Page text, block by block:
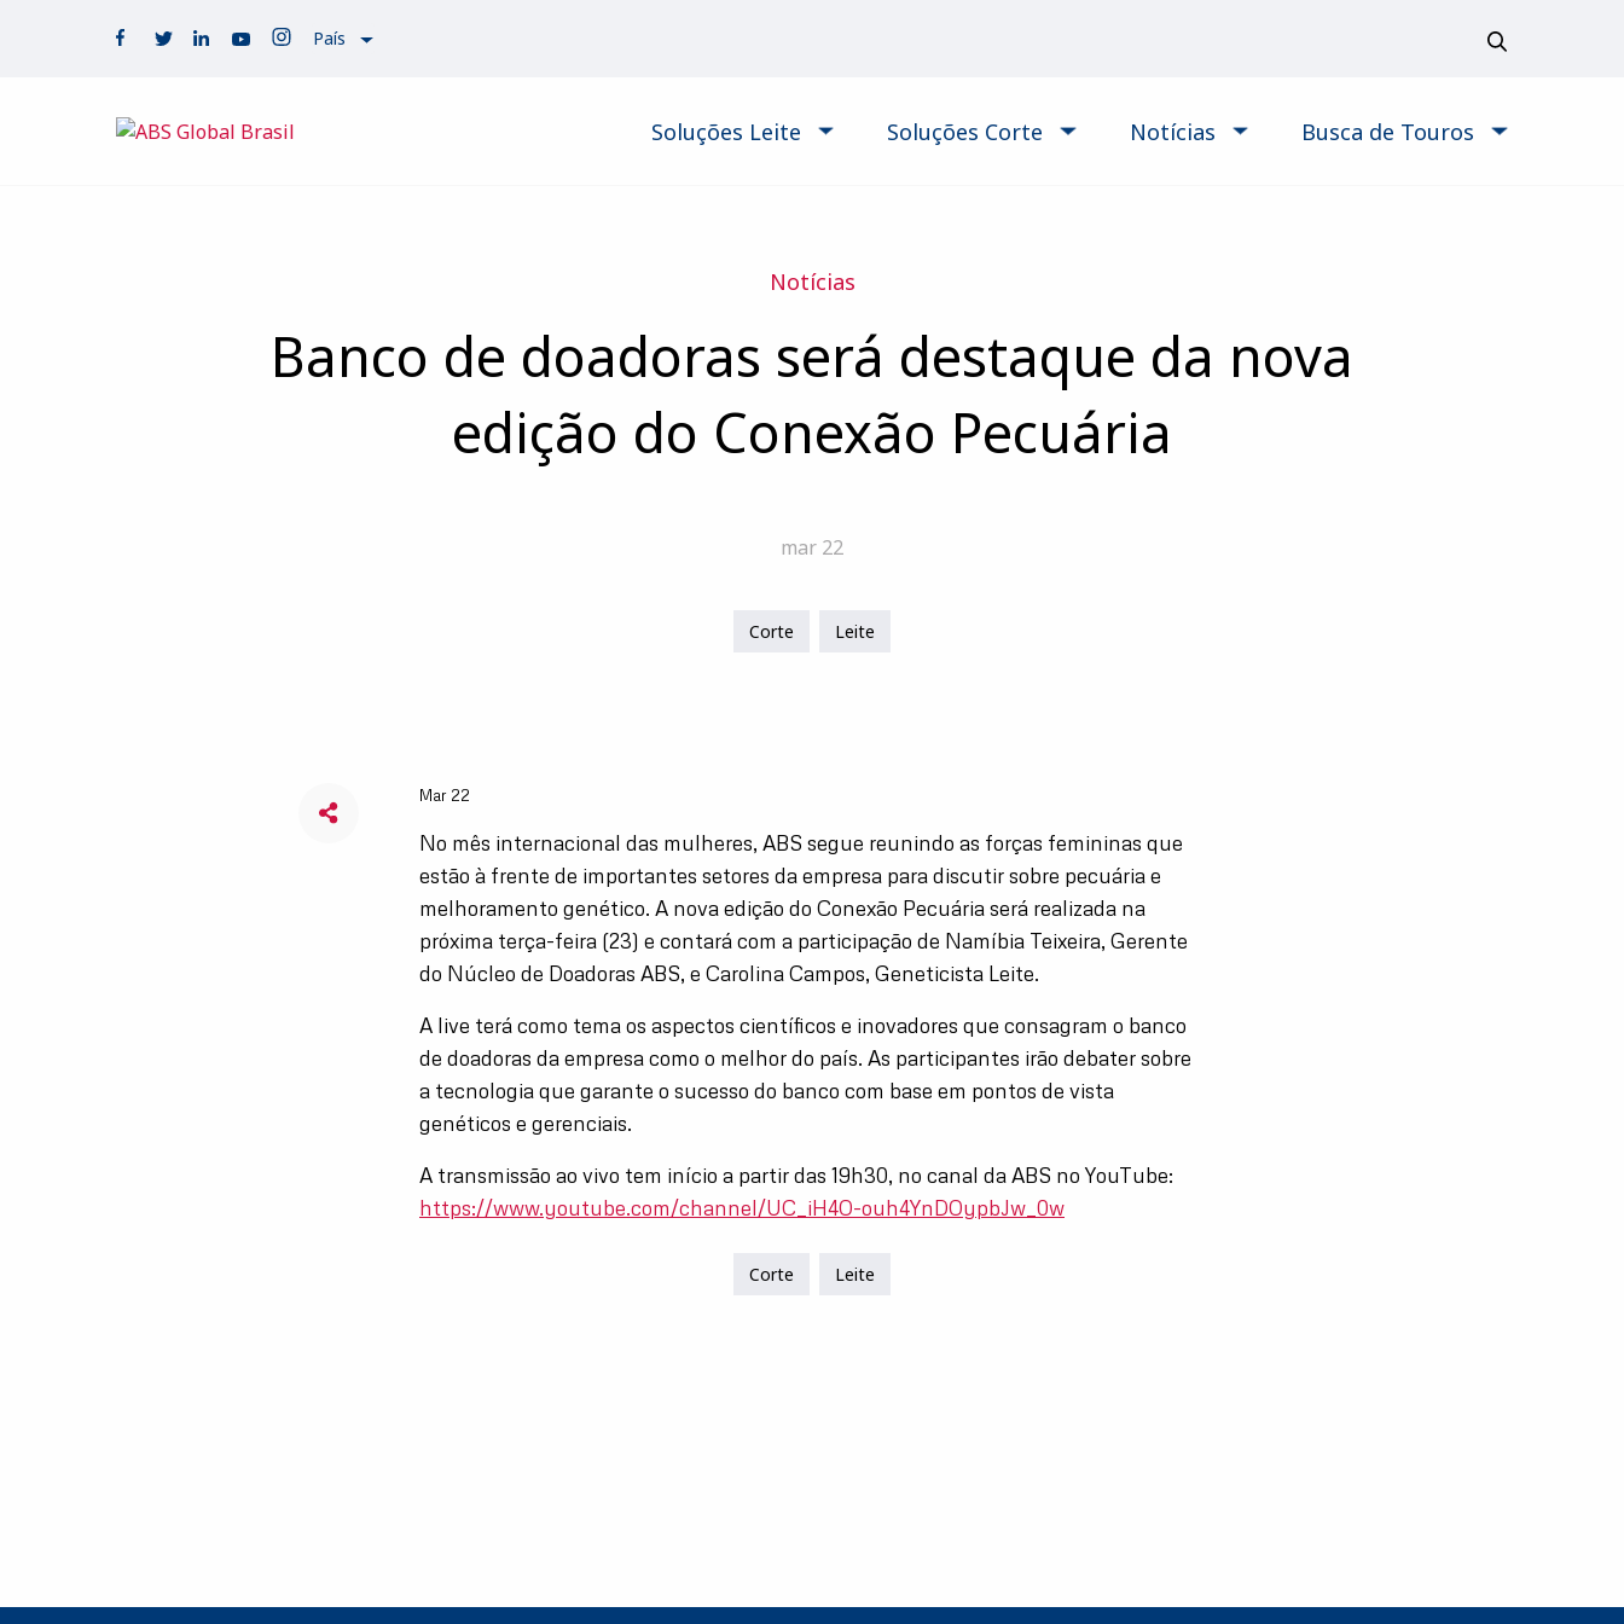
País
Soluções Leite Soluções Corte Notícias Busca de Touros
Notícias
Banco de doadoras será destaque da nova
edição do Conexão Pecuária
mar 22
Corte Leite
Mar 22
No mês internacional das mulheres, ABS segue reunindo as forças femininas que
estão à frente de importantes setores da empresa para discutir sobre pecuária e
melhoramento genético. A nova edição do Conexão Pecuária será realizada na
próxima terça-feira (23) e contará com a participação de Namíbia Teixeira, Gerente
do Núcleo de Doadoras ABS, e Carolina Campos, Geneticista Leite.
A live terá como tema os aspectos científicos e inovadores que consagram o banco
de doadoras da empresa como o melhor do país. As participantes irão debater sobre
a tecnologia que garante o sucesso do banco com base em pontos de vista
genéticos e gerenciais.
A transmissão ao vivo tem início a partir das 19h30, no canal da ABS no YouTube:
https://www.youtube.com/channel/UC_iH4O-ouh4YnDOypbJw_0w
Corte Leite